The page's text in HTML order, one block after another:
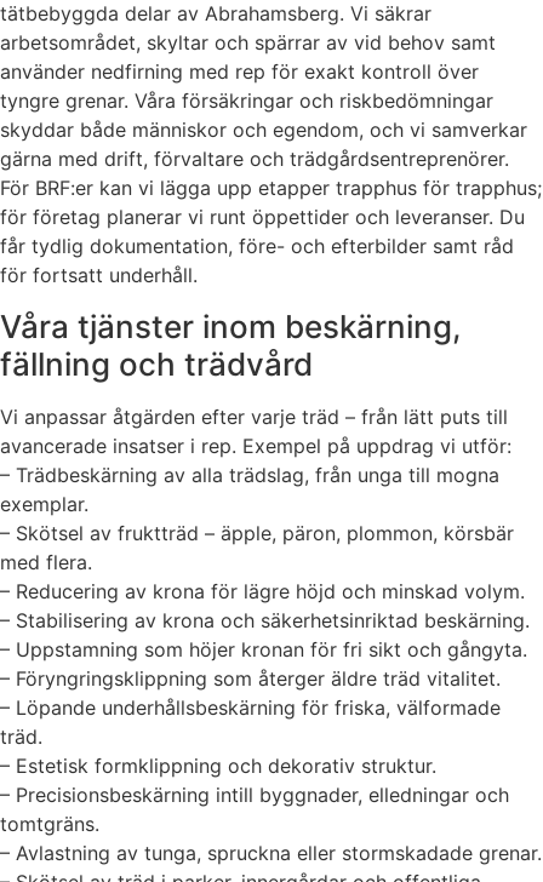
tätbebyggda delar av Abrahamsberg. Vi säkrar
arbetsområdet, skyltar och spärrar av vid behov samt
använder nedfirning med rep för exakt kontroll över
tyngre grenar. Våra försäkringar och riskbedömningar
skyddar både människor och egendom, och vi samverkar
gärna med drift, förvaltare och trädgårdsentreprenörer.
För BRF:er kan vi lägga upp etapper trapphus för trapphus;
för företag planerar vi runt öppettider och leveranser. Du
får tydlig dokumentation, före- och efterbilder samt råd
för fortsatt underhåll.
Våra tjänster inom beskärning,
fällning och trädvård
Vi anpassar åtgärden efter varje träd – från lätt puts till
avancerade insatser i rep. Exempel på uppdrag vi utför:
– Trädbeskärning av alla trädslag, från unga till mogna
exemplar.
– Skötsel av fruktträd – äpple, päron, plommon, körsbär
med flera.
– Reducering av krona för lägre höjd och minskad volym.
– Stabilisering av krona och säkerhetsinriktad beskärning.
– Uppstamning som höjer kronan för fri sikt och gångyta.
– Föryngringsklippning som återger äldre träd vitalitet.
– Löpande underhållsbeskärning för friska, välformade
träd.
– Estetisk formklippning och dekorativ struktur.
– Precisionsbeskärning intill byggnader, elledningar och
tomtgräns.
– Avlastning av tunga, spruckna eller stormskadade grenar.